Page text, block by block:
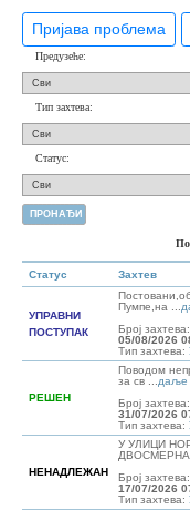
Пријава проблема
Предузеће:
Тип захтева:
Статус:
Статус Захтев
УПРАВНИ
ПОСТУПАК
Пумпе,на ...
Број захтева:
05/08/2026
Тип захтева:
РЕШЕН
Поводом
за св ... даље
Број захтева:
31/07/2026
Тип захтева:
НЕНАДЛЕЖАН
У УЛИЦИ
Број захтева:
17/07/2026
Тип захтева: